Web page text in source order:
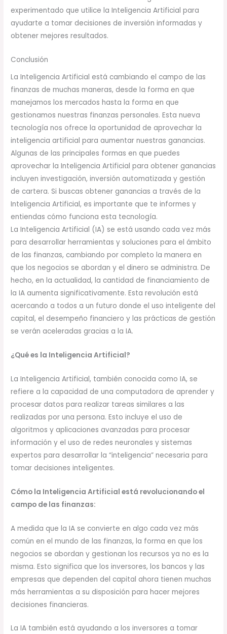
experimentado que utilice la Inteligencia Artificial para
ayudarte a tomar decisiones de inversión informadas y
obtener mejores resultados.
Conclusión
La Inteligencia Artificial está cambiando el campo de las
finanzas de muchas maneras, desde la forma en que
manejamos los mercados hasta la forma en que
gestionamos nuestras finanzas personales. Esta nueva
tecnología nos ofrece la oportunidad de aprovechar la
inteligencia artificial para aumentar nuestras ganancias.
Algunas de las principales formas en que puedes
aprovechar la Inteligencia Artificial para obtener ganancias
incluyen investigación, inversión automatizada y gestión
de cartera. Si buscas obtener ganancias a través de la
Inteligencia Artificial, es importante que te informes y
entiendas cómo funciona esta tecnología.
La Inteligencia Artificial (IA) se está usando cada vez más
para desarrollar herramientas y soluciones para el ámbito
de las finanzas, cambiando por completo la manera en
que los negocios se abordan y el dinero se administra. De
hecho, en la actualidad, la cantidad de financiamiento de
la IA aumenta significativamente. Esta revolución está
acercando a todos a un futuro donde el uso inteligente del
capital, el desempeño financiero y las prácticas de gestión
se verán aceleradas gracias a la IA.
¿Qué es la Inteligencia Artificial?
La Inteligencia Artificial, también conocida como IA, se
refiere a la capacidad de una computadora de aprender y
procesar datos para realizar tareas similares a las
realizadas por una persona. Esto incluye el uso de
algoritmos y aplicaciones avanzadas para procesar
información y el uso de redes neuronales y sistemas
expertos para desarrollar la “inteligencia” necesaria para
tomar decisiones inteligentes.
Cómo la Inteligencia Artificial está revolucionando el
campo de las finanzas:
A medida que la IA se convierte en algo cada vez más
común en el mundo de las finanzas, la forma en que los
negocios se abordan y gestionan los recursos ya no es la
misma. Esto significa que los inversores, los bancos y las
empresas que dependen del capital ahora tienen muchas
más herramientas a su disposición para hacer mejores
decisiones financieras.
La IA también está ayudando a los inversores a tomar